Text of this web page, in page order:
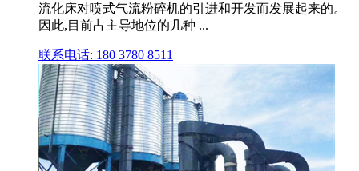
流化床对喷式气流粉碎机的引进和开发而发展起来的。
因此,目前占主导地位的几种 ...
联系电话: 180 3780 8511